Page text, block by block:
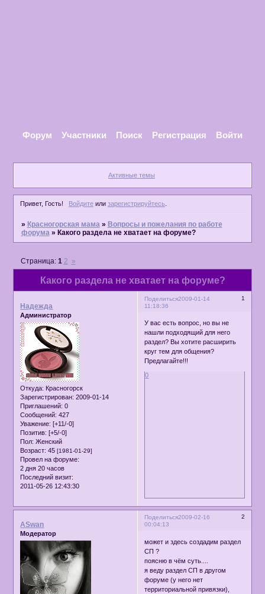
Форум Участники Поиск Регистрация Войти
Активные темы
Привет, Гость! Войдитеили зарегистрируйтесь.
» Красногорская мама » Вопросы и пожелания по работе
форума » Какого раздела не хватает на форуме?
Какого раздела не хватает на форуме?
Страница: 1 2 »
Поделиться 1
2009-01-14
11:18:36
Надежда
Администратор
Откуда: Красногорск
Зарегистрирован: 2009-01-14
Приглашений: 0
Сообщений: 427
Уважение: [+11/-0]
Позитив: [+5/-0]
Пол: Женский
Возраст: 45[1981-01-29]
Провел на форуме:
2 дня 20 часов
Последний визит:
2011-05-26 12:43:30
У вас есть вопрос, но вы не
нашли подходящий для него
раздел? Вы хотите расширить
круг тем для общения?
Предлагайте!!!
0
Поделиться 2
2009-02-16
00:04:13
ASwan
Модератор
может и здесь создадим раздел
СП ?
поясню в чём суть....
я веду раздел СП в другом
форуме (у него нет
территориальной привязки),